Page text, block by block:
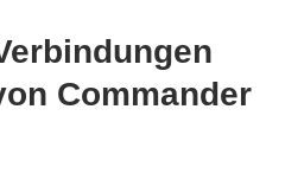
Commander